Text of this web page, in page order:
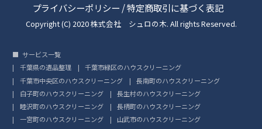
プライバシーポリシー /特定商取引に基づく表記
Copyright (C) 2020 株式会社 シュロの木. All rights Reserved.
サービス一覧
千葉県の遺品整理
千葉市緑区のハウスクリーニング
千葉市中央区のハウスクリーニング
長南町のハウスクリーニング
白子町のハウスクリーニング
長生村のハウスクリーニング
睦沢町のハウスクリーニング
長柄町のハウスクリーニング
一宮町のハウスクリーニング
山武市のハウスクリーニング